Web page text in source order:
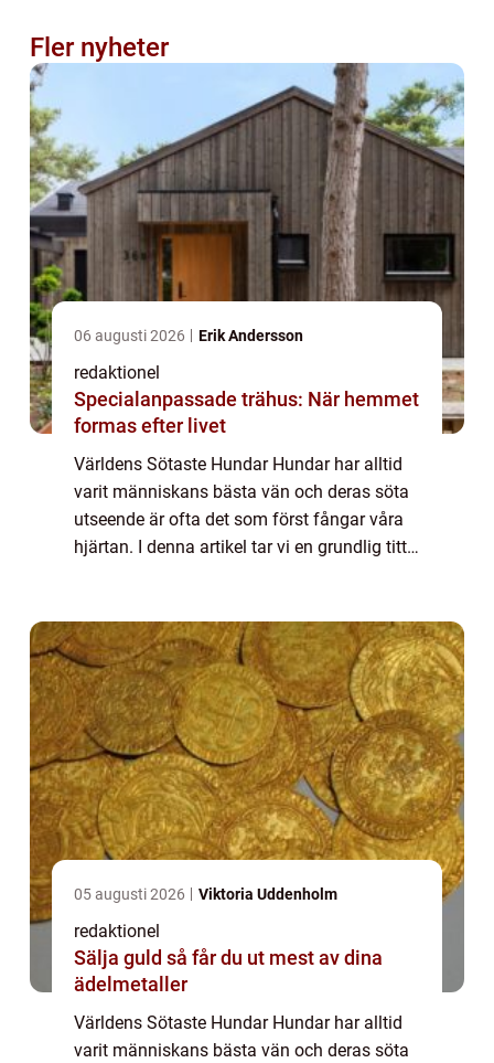
Fler nyheter
06 augusti 2026 Erik Andersson
redaktionel
Specialanpassade trähus: När hemmet
formas efter livet
Världens Sötaste Hundar Hundar har alltid
varit människans bästa vän och deras söta
utseende är ofta det som först fångar våra
hjärtan. I denna artikel tar vi en grundlig titt
05 augusti 2026 Viktoria Uddenholm
redaktionel
Sälja guld så får du ut mest av dina
ädelmetaller
Världens Sötaste Hundar Hundar har alltid
varit människans bästa vän och deras söta